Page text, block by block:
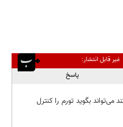
غیر قابل انتشار:
پاسخ
بگوید تورم را کنترل